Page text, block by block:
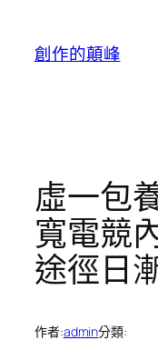
創作的顛峰
虛一包
寬電競
途徑日
作者:admin分類: